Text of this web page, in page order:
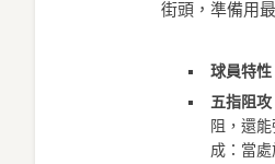
街頭，準備用
球員特性
五指阻攻
阻，還
成：當